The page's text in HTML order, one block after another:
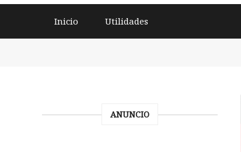
Inicio Utilidades
ANUNCIO